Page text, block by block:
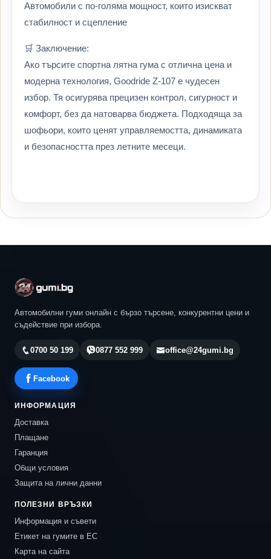
Автомобили с по-голяма мощност, които изискват
стабилност и сцепление
🛒 Заключение:
Ако търсите спортна лятна гума с отлична цена и
модерна технология, Goodride Z-107 е чудесен
избор. Тя осигурява прецизен контрол, сигурност и
комфорт, без да натоварва бюджета. Подходяща за
шофьори, които ценят управляемостта, динамиката
и безопасността през летните месеци.
Автомобилни гуми онлайн с бързо търсене, конкурентни цени и
съдействие при избора.
0700 50 199 0877 552 999 office@24gumi.bg
Facebook
ИНФОРМАЦИЯ
Доставка
Плащане
Гаранция
Общи условия
Защита на лични данни
ПОЛЕЗНИ ВРЪЗКИ
Информация и съвети
Етикет на гумите в ЕС
Карта на сайта